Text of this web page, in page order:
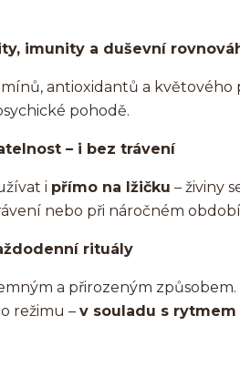
imunity a duševní
antioxidantů a květového
pohodě.
– i bez trávení
i přímo na lžičku – živiny
nebo při náročném
rituály
a přirozeným
režimu – v souladu s rytmem